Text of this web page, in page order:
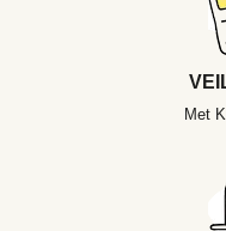
Met